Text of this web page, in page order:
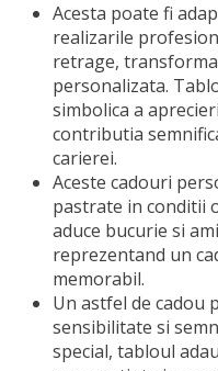
Acesta poate fi
realizarile
retrage,
personalizata.
simbolica a
contributia
carierei.
Aceste cadouri
pastrate in conditii
aduce bucurie si
reprezentand un
memorabil.
Un astfel de cadou
sensibilitate si
special, tabloul